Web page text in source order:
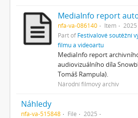
nfa-va-086140 Item
2025
Part ofFestivalové soutěžní
filmu a videoartu
MediaInfo report
audiovizuálního díla
Tomáš Rampula).
Národní filmový archiv
Náhledy
nfa-va-515848 File
2025